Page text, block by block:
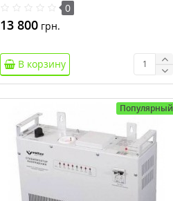
0
13 800грн.
В корзину
Популярный